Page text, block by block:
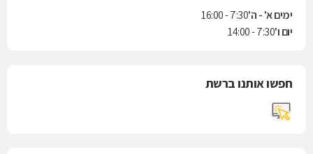
ימים א' - ה'7:30 - 16:00
יום ו'7:30 - 14:00
חפשו אותנו ברשת